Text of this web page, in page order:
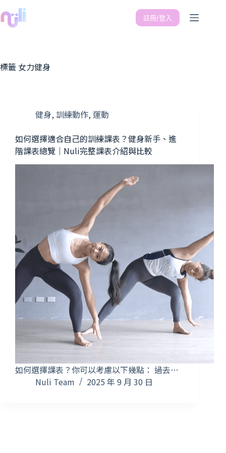
註冊/登入
標籤 女力健身
健身, 訓練動作, 運動
如何選擇適合自己的訓練課表？健身新手、進
階課表總覽｜Nuli完整課表介紹與比較
如何選擇課表？你可以考慮以下幾點： 過去…
Nuli Team
2025 年 9 月 30 日